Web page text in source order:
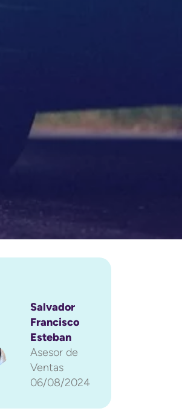
Salvador
Francisco
Esteban
Asesor de
Ventas
06/08/2024